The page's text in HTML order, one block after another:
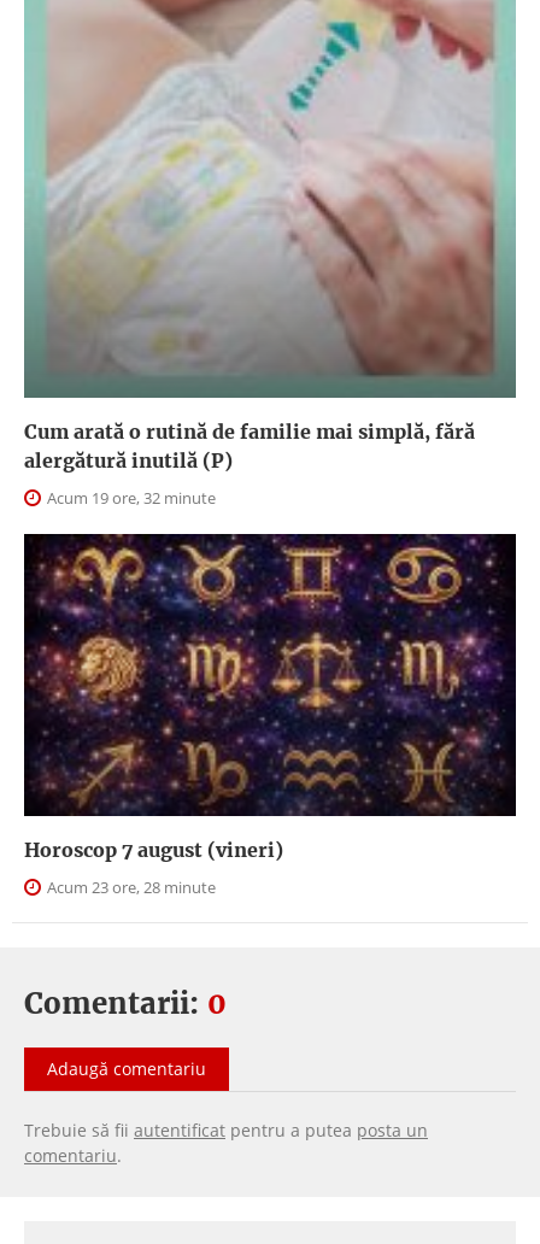
Cum arată o rutină de familie mai simplă, fără
alergătură inutilă (P)
Acum 19 ore, 32 minute
Horoscop 7 august (vineri)
Acum 23 ore, 28 minute
Comentarii: 0
Adaugă comentariu
Trebuie să fii autentificat pentru a putea posta un
comentariu.